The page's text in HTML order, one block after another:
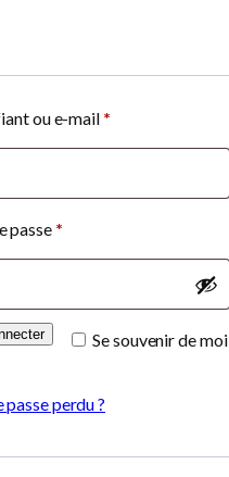
ou e-mail *Obligatoire
passe *Obligatoire
Se souvenir de moi
perdu ?